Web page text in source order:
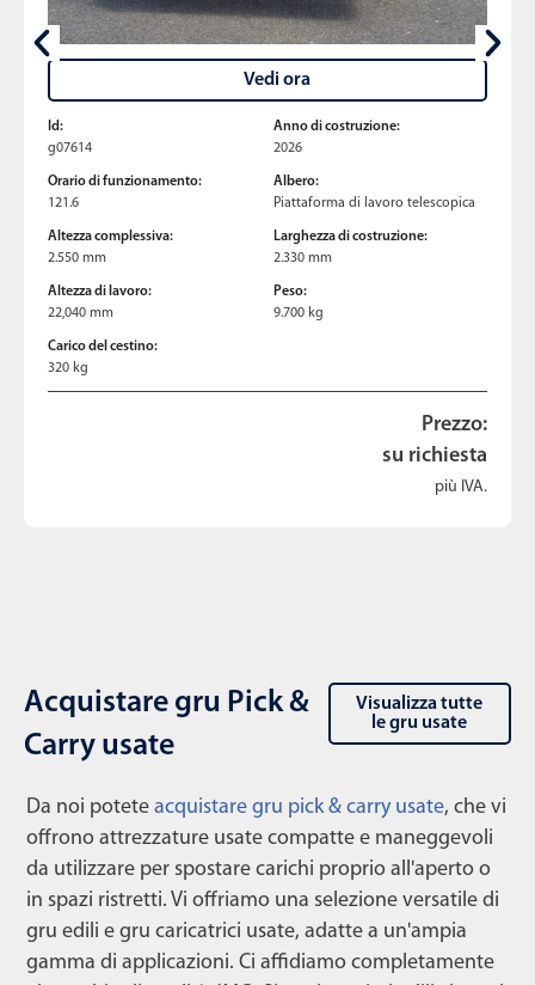
Vedi ora
Id:
g07614
Anno di costruzione:
2026
Orario di funzionamento:
121.6
Albero:
Piattaforma di lavoro telescopica
Altezza complessiva:
2.550 mm
Larghezza di costruzione:
2.330 mm
Altezza di lavoro:
22,040 mm
Peso:
9.700 kg
Carico del cestino:
320 kg
Prezzo:
su richiesta
più IVA.
Acquistare gru Pick &
Carry usate
Visualizza tutte
le gru usate
Da noi potete acquistare gru pick & carry usate, che vi
offrono attrezzature usate compatte e maneggevoli
da utilizzare per spostare carichi proprio all'aperto o
in spazi ristretti. Vi offriamo una selezione versatile di
gru edili e gru caricatrici usate, adatte a un'ampia
gamma di applicazioni. Ci affidiamo completamente